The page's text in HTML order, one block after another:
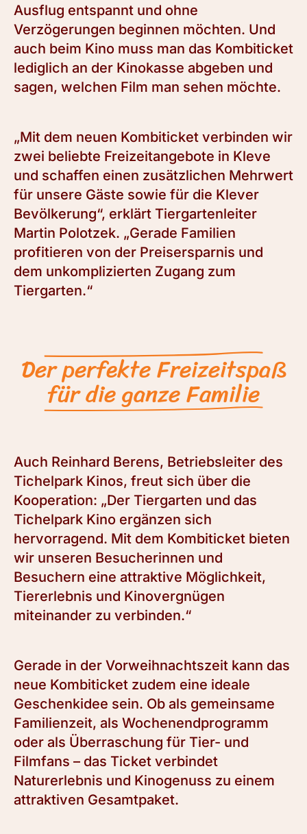
Ausflug entspannt und ohne
Verzögerungen beginnen möchten. Und
auch beim Kino muss man das Kombiticket
lediglich an der Kinokasse abgeben und
sagen, welchen Film man sehen möchte.
„Mit dem neuen Kombiticket verbinden wir
zwei beliebte Freizeitangebote in Kleve
und schaffen einen zusätzlichen Mehrwert
für unsere Gäste sowie für die Klever
Bevölkerung“, erklärt Tiergartenleiter
Martin Polotzek. „Gerade Familien
profitieren von der Preisersparnis und
dem unkomplizierten Zugang zum
Tiergarten.“
Der perfekte Freizeitspaß
für die ganze Familie
Auch Reinhard Berens, Betriebsleiter des
Tichelpark Kinos, freut sich über die
Kooperation: „Der Tiergarten und das
Tichelpark Kino ergänzen sich
hervorragend. Mit dem Kombiticket bieten
wir unseren Besucherinnen und
Besuchern eine attraktive Möglichkeit,
Tiererlebnis und Kinovergnügen
miteinander zu verbinden.“
Gerade in der Vorweihnachtszeit kann das
neue Kombiticket zudem eine ideale
Geschenkidee sein. Ob als gemeinsame
Familienzeit, als Wochenendprogramm
oder als Überraschung für Tier- und
Filmfans – das Ticket verbindet
Naturerlebnis und Kinogenuss zu einem
attraktiven Gesamtpaket.